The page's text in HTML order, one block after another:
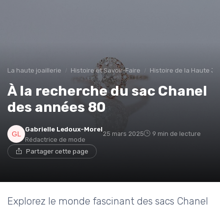
La haute joaillerie Histoire et Savoir-Faire Histoire de la Haute
À la recherche du sac Chanel
des années 80
Gabrielle Ledoux-Morel
Rédactrice de mode
25 mars 2025 9 min de lecture
Partager cette page
Explorez le monde fascinant des sacs Chanel